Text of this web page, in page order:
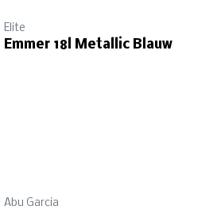
Elite
Emmer 18l Metallic Blauw
Abu Garcia